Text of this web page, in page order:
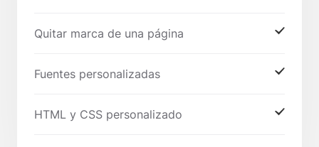
Quitar marca de una página
Fuentes personalizadas
HTML y CSS personalizado